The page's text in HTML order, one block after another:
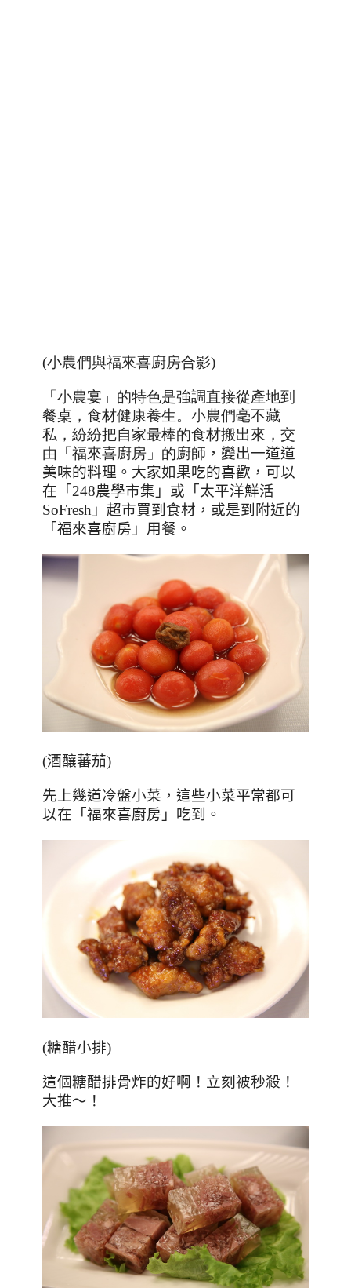
(小農們與福來喜廚房合影)
「小農宴」的特色是強調直接從產地到
餐桌，食材健康養生。小農們毫不藏
私，紛紛把自家最棒的食材搬出來，交
由「福來喜廚房」的廚師 ，變出一道道
美味的料理。大家如果吃的喜歡，可以
在「248農學市集」或「太平洋鮮活
SoFresh 」超市買到食材，或是到附近的
「福來喜廚房」用餐。
(酒釀蕃茄)
先上幾道冷盤小菜，這些小菜平常都可
以在「福來喜廚房」吃到。
(糖醋小排)
這個糖醋排骨炸的好啊！立刻被秒殺！
大推～！